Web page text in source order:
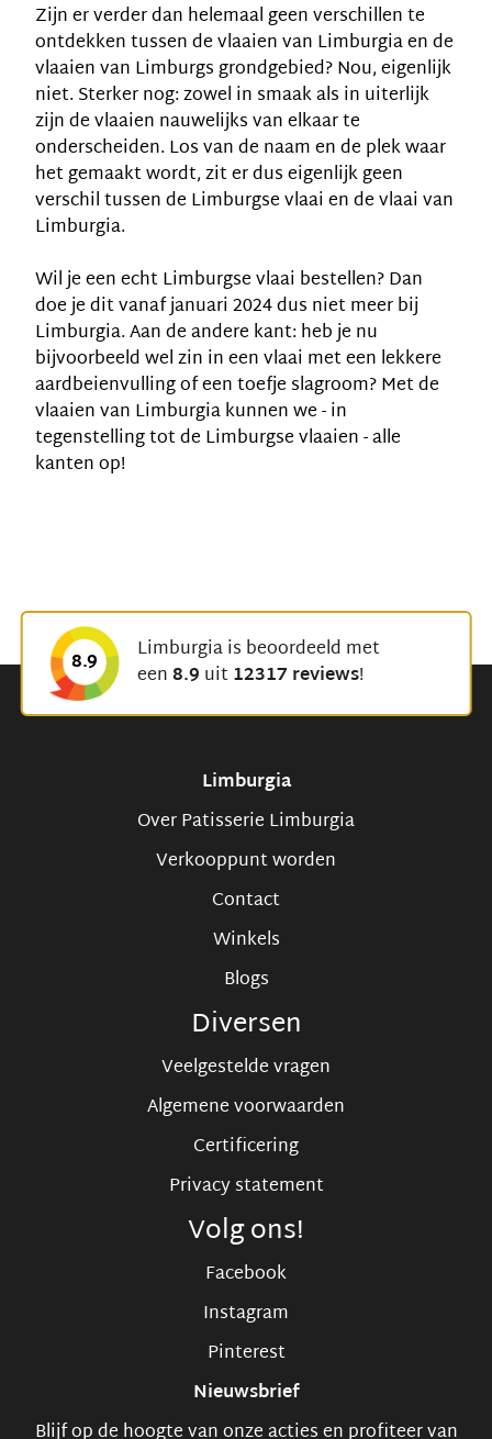
Zijn er verder dan helemaal geen verschillen te
ontdekken tussen de vlaaien van Limburgia en de
vlaaien van Limburgs grondgebied? Nou, eigenlijk
niet. Sterker nog: zowel in smaak als in uiterlijk
zijn de vlaaien nauwelijks van elkaar te
onderscheiden. Los van de naam en de plek waar
het gemaakt wordt, zit er dus eigenlijk geen
verschil tussen de Limburgse vlaai en de vlaai van
Limburgia.
Wil je een echt Limburgse vlaai bestellen? Dan
doe je dit vanaf januari 2024 dus niet meer bij
Limburgia. Aan de andere kant: heb je nu
bijvoorbeeld wel zin in een vlaai met een lekkere
aardbeienvulling of een toefje slagroom? Met de
vlaaien van Limburgia kunnen we - in
tegenstelling tot de Limburgse vlaaien - alle
kanten op!
8.9
Limburgia is beoordeeld met
een8.9 uit12317 reviews!
Limburgia
Over Patisserie Limburgia
Verkooppunt worden
Contact
Winkels
Blogs
Diversen
Veelgestelde vragen
Algemene voorwaarden
Certificering
Privacy statement
Volg ons!
Facebook
Instagram
Pinterest
Nieuwsbrief